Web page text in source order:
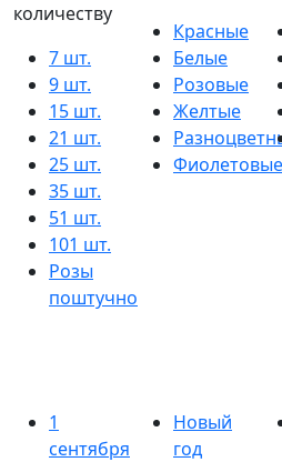
количеству
7 шт.
9 шт.
15 шт.
21 шт.
25 шт.
35 шт.
51 шт.
101 шт.
Розы
поштучно
Красные
Белые
Розовые
Желтые
Фиолетовые
1
сентября
Новый
год